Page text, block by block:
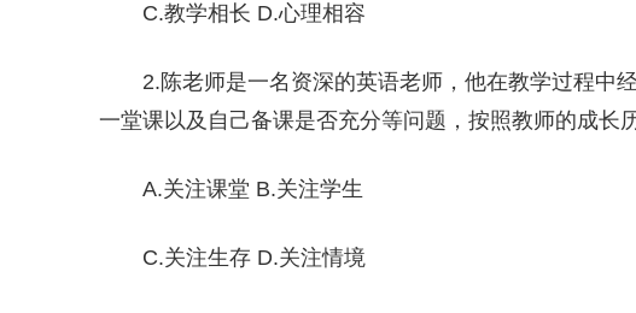
C.教学相长 D.心理相容
2.陈老师是一名资深的英语老师，他在教学过程中
一堂课以及自己备课是否充分等问题，按照教师的成长
A.关注课堂 B.关注学生
C.关注生存 D.关注情境